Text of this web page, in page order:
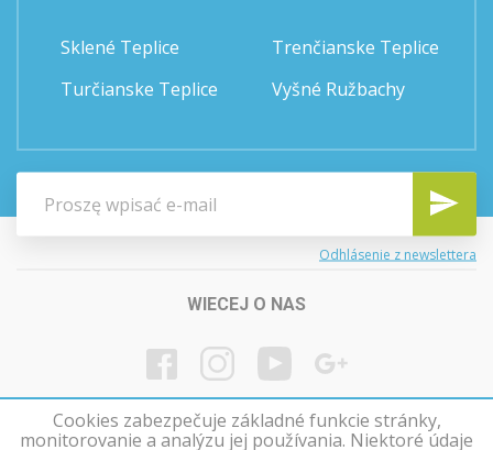
Sklené Teplice
Turčianske Teplice
Trenčianske Teplice
Vyšné Ružbachy
Odhlásenie z newslettera
WIECEJ O NAS
Cookies zabezpečuje základné funkcie stránky,
monitorovanie a analýzu jej používania. Niektoré údaje